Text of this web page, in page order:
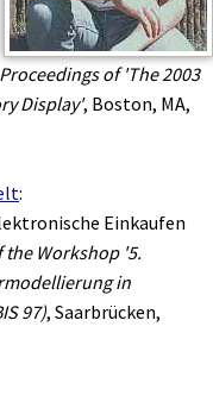
of 'The 2003
Display', Boston, MA,
:
Einkaufen
the Workshop '5.
in
97), Saarbrücken,